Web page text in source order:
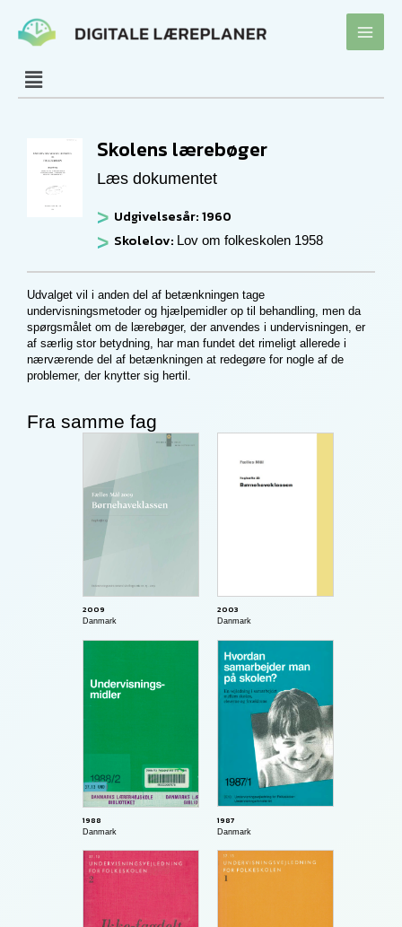
Fra samme fag
2009
Danmark
2003
Danmark
1988
Danmark
1987
Danmark
Skolens lærebøger
Læs dokumentet
Udgivelsesår: 1960
Skolelov: Lov om folkeskolen 1958
Udvalget vil i anden del af betænkningen tage
undervisningsmetoder og hjælpemidler op til behandling, men da
spørgsmålet om de lærebøger, der anvendes i undervisningen, er
af særlig stor betydning, har man fundet det rimeligt allerede i
nærværende del af betænkningen at redegøre for nogle af de
problemer, der knytter sig hertil.